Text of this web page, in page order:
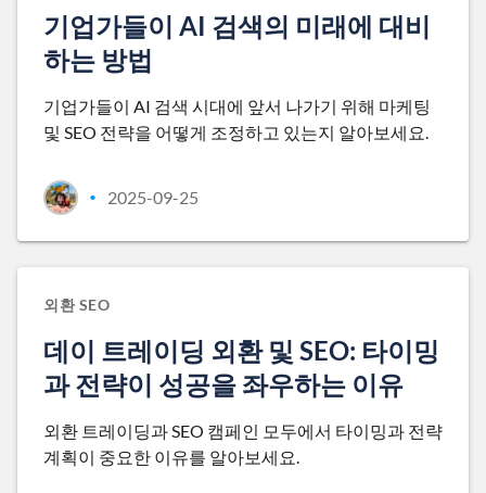
기업가들이 AI 검색의 미래에 대비
하는 방법
기업가들이 AI 검색 시대에 앞서 나가기 위해 마케팅
및 SEO 전략을 어떻게 조정하고 있는지 알아보세요.
• 2025-09-25
외환 SEO
데이 트레이딩 외환 및 SEO: 타이밍
과 전략이 성공을 좌우하는 이유
외환 트레이딩과 SEO 캠페인 모두에서 타이밍과 전략
계획이 중요한 이유를 알아보세요.